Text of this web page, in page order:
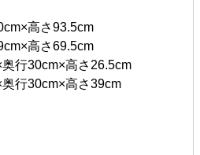
高さ93.5cm
高さ69.5cm
行30cm×高さ26.5cm
行30cm×高さ39cm